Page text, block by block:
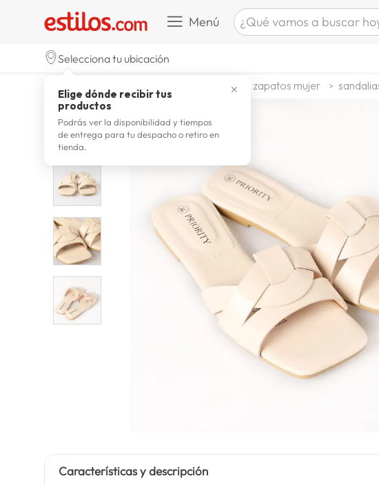
Menú ¿Qué vamos a buscar hoy?
celulares
5.
6. tv
7.
terrex
9. spiderman
lavadora
Selecciona tu ubicación
✕
Elige dónde recibir tus
productos
Podrás ver la disponibilidad y tiempos
de entrega para tu despacho o retiro en
tienda.
zapatos zapatos mujer
Características y descripción